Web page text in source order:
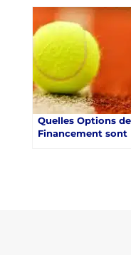
courts de tennis à
Toulon par Service
Tennis
Quelles Options de
Financement sont